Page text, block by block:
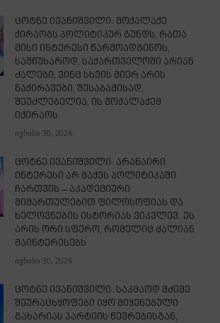
ცოტნე ივანიშვილი: მოქალაქე
ქირაობს პოლიტიკურ გუნდს, რათა
მისი ინტერესი წარმოადგინოს,
სამწუხაროდ, საქართველოში არიან
ძალები, ვინც სხვის მიერ არის
ნაქირავები, შესაბამისად,
შეუძლებელია, ის მოქალაქემ
იქირაოს
ივნისი 30, 2026
ცოტნე ივანიშვილი: არანაირი
ინტერესი არ მაქვს პოლიტიკაში
ჩართვის – აკადემიური
მიმართულებით ფილოსოფიას და
ხელოვნების ისტორიას ვიკვლევ. ეს
არის ორი სფერო, რომელიც ძალიან
მაინტერესებს
ივნისი 30, 2026
ცოტნე ივანიშვილი: საკმაოდ მძიმე
შეურაცხყოფები იყო მიყენებული
გახარიას პარტიის წევრებისგან,